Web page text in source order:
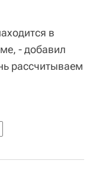
в
- добавил
рассчитываем